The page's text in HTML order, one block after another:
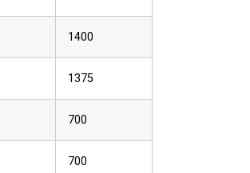
1400
1375
700
700